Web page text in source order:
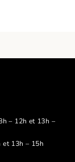
– 12h et 13h –
et 13h – 15h